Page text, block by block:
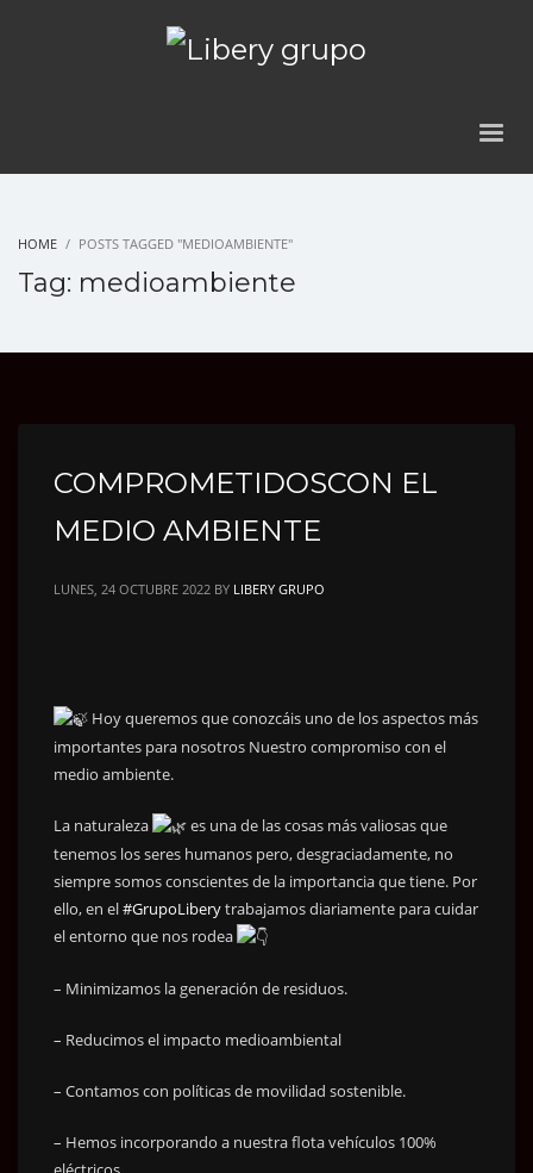
HOME POSTS TAGGED "MEDIOAMBIENTE"
Tag: medioambiente
COMPROMETIDOSCON EL
MEDIO AMBIENTE
LUNES, 24 OCTUBRE 2022 BY LIBERY GRUPO
Hoy queremos que conozcáis uno de los aspectos más
importantes para nosotros Nuestro compromiso con el
medio ambiente.
La naturaleza
es una de las cosas más valiosas que
tenemos los seres humanos pero, desgraciadamente, no
siempre somos conscientes de la importancia que tiene. Por
ello, en el#GrupoLiberytrabajamos diariamente para cuidar
el entorno que nos rodea
– Minimizamos la generación de residuos.
– Reducimos el impacto medioambiental
– Contamos con políticas de movilidad sostenible.
– Hemos incorporando a nuestra flota vehículos 100%